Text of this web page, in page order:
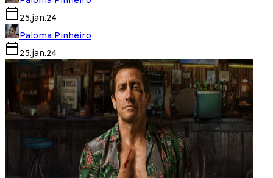
25.jan.24
Paloma Pinheiro
25.jan.24